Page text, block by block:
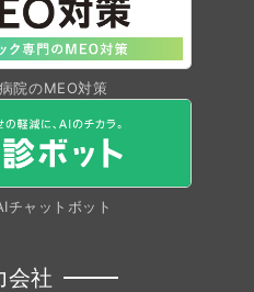
院のMEO対策
チャットボット
会社